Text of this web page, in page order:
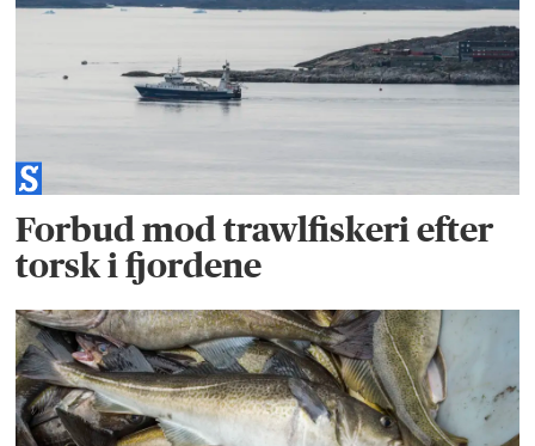
Forbud mod trawlfiskeri efter
torsk i fjordene